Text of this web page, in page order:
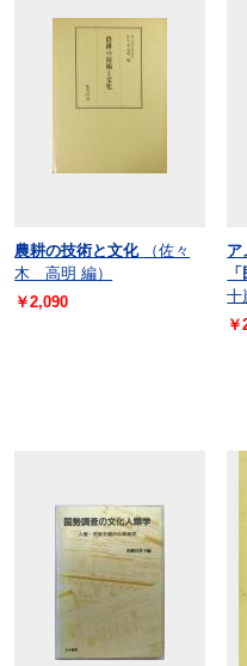
農耕の技術と文化
（佐々
木 高明 編）
￥2,090
ア
十